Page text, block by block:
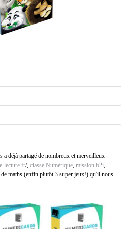
déjà partagé de nombreux et merveilleux
lecture.fr/, classe Numérique, mission b2i,
maths (enfin plutôt 3 super jeux!) qu'il nous